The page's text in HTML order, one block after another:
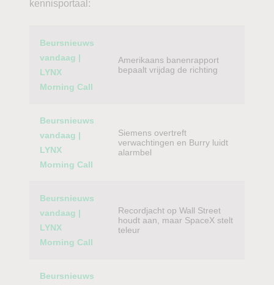
kennisportaal:
Category
Beursnieuws
vandaag |
LYNX
Morning Call
Amerikaans banenrapport
bepaalt vrijdag de richting
Beursnieuws
vandaag |
LYNX
Morning Call
Siemens overtreft
verwachtingen en Burry luidt
alarmbel
Beursnieuws
vandaag |
LYNX
Morning Call
Recordjacht op Wall Street
houdt aan, maar SpaceX stelt
teleur
Beursnieuws